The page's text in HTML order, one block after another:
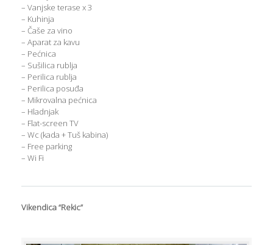
– Vanjske terase x 3
– Kuhinja
– Čaše za vino
– Aparat za kavu
– Pećnica
– Sušilica rublja
– Perilica rublja
– Perilica posuđa
– Mikrovalna pećnica
– Hladnjak
– Flat-screen TV
– Wc (kada + Tuš kabina)
– Free parking
– Wi Fi
Vikendica “Rekic”